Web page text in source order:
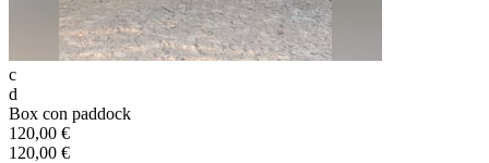
c
d
Box con paddock
120,00 €
120,00 €